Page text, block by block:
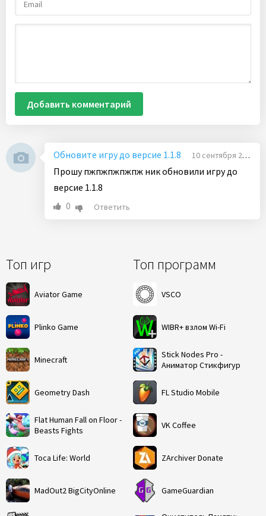
Топ игр
Aviator Game
Plinko Game
Minecraft
Geometry Dash
Flat Human Fall on Floor -
Beasts Fights
Toca Life: World
MadOut2 BigCityOnline
Топ программ
VSCO
WIBR+ взлом Wi-Fi
Stick Nodes Pro -
Аниматор Стикфигур
FL Studio Mobile
VK Coffee
ZArchiver Donate
GameGuardian
Добавить комментарий
Обновите игру до версие 1.1.8 10 сентября 2023 07:14
Прошу пжпжпжпжпж ник обновили игру до
версие 1.1.8
0
Ответить